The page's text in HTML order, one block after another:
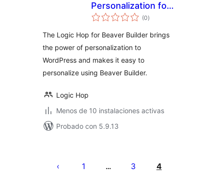
Personalization for
Beaver Builder
(0total
de
)
The Logic Hop for Beaver Builder brings
the power of personalization to
WordPress and makes it easy to
personalize using Beaver Builder.
Logic Hop
Menos de 10 instalaciones activas
Probado con 5.9.13
1 … 3 4